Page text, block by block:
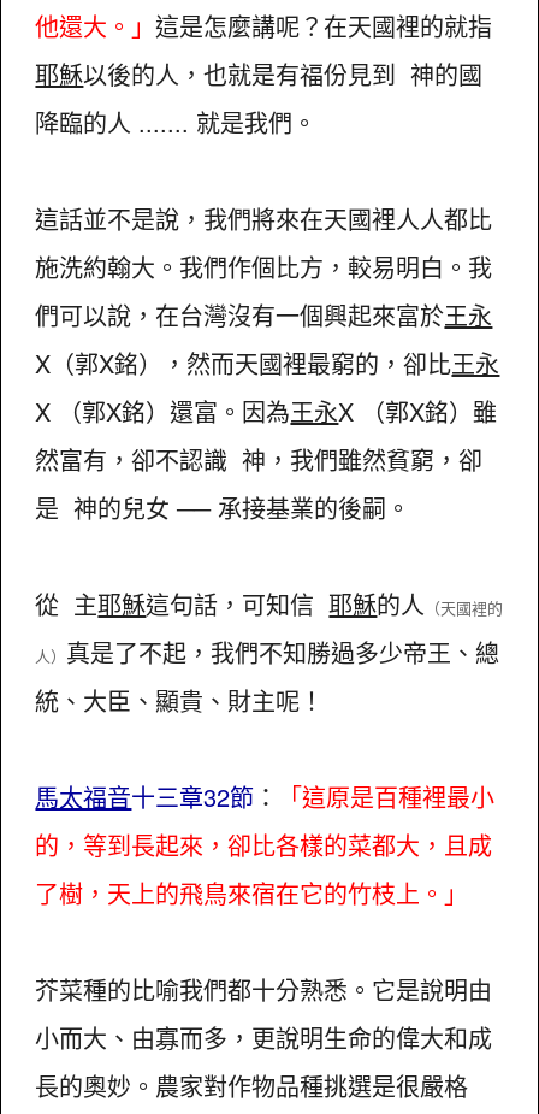
他還大。」這是怎麼講呢？在天國裡的就指
耶穌以後的人，也就是有福份見到 神的國
降臨的人 ....... 就是我們。
這話並不是說，我們將來在天國裡人人都比
施洗約翰大。我們作個比方，較易明白。我
們可以說，在台灣沒有一個興起來富於王永
X（郭X銘），然而天國裡最窮的，卻比王永
X （郭X銘）還富。因為王永X （郭X銘）雖
然富有，卻不認識 神，我們雖然貧窮，卻
是 神的兒女 ── 承接基業的後嗣。
從 主耶穌這句話，可知信耶穌的人 （天國裡的
人） 真是了不起，我們不知勝過多少帝王、總
統、大臣、顯貴、財主呢！
馬太福音十三章32節 ：
「這原是百種裡最小
的，等到長起來，卻比各樣的菜都大，且成
了樹，天上的飛鳥來宿在它的竹枝上。」
芥菜種的比喻我們都十分熟悉。它是說明由
小而大、由寡而多，更說明生命的偉大和成
長的奧妙。農家對作物品種挑選是很嚴格